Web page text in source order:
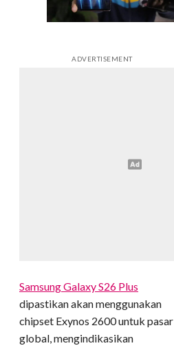
ADVERTISEMENT
Samsung Galaxy S26 Plus
dipastikan akan menggunakan
chipset Exynos 2600 untuk pasar
global, mengindikasikan